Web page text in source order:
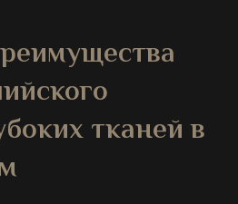
тканейв